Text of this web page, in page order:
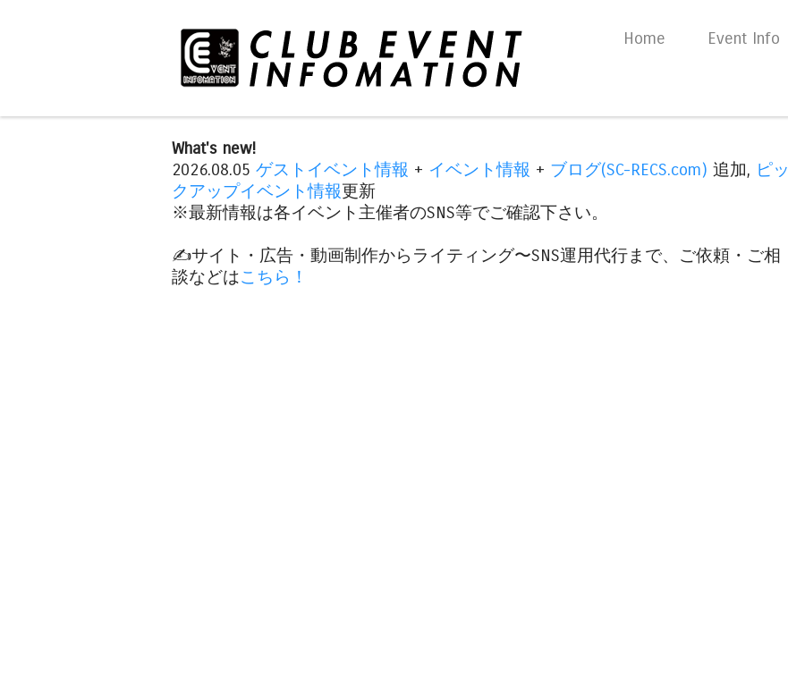
Skip to content
Home Event Info
What's new!
2026.08.05 ゲストイベント情報 + イベント情報 + ブログ(SC-RECS.com) 追加, ピッ
クアップイベント情報更新
※最新情報は各イベント主催者のSNS等でご確認下さい。
✍️サイト・広告・動画制作からライティング〜SNS運用代行まで、ご依頼・ご相
談などはこちら！